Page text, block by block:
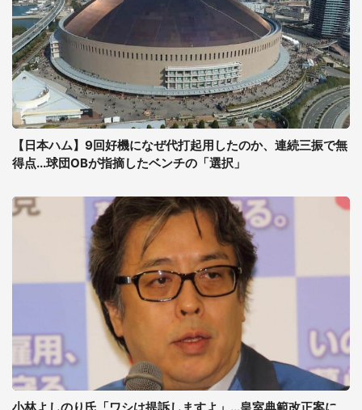
【日本ハム】9回好機になぜ代打起用したのか、連続三振で無
得点...球団OBが指摘したベンチの「選択」